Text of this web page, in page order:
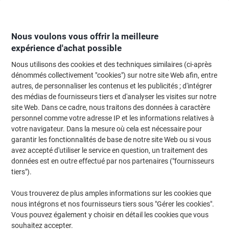
navigation
Page d'Accueil Fournitures de bureau Fournitures de bureau
Massicots, cisailles et ciseaux (82)
Marque propre
droitiers et aux gauchers 160 mm Acier
inoxydable
Achetez Plus,Dépensez Moins
Filtrer par
Choisir une sous-catégorie
Nous voulons vous offrir la meilleure
expérience d'achat possible
Nous utilisons des cookies et des techniques similaires (ci-après
dénommés collectivement "cookies") sur notre site Web afin, entre
autres, de personnaliser les contenus et les publicités ; d'intégrer
des médias de fournisseurs tiers et d'analyser les visites sur notre
site Web. Dans ce cadre, nous traitons des données à caractère
personnel comme votre adresse IP et les informations relatives à
votre navigateur. Dans la mesure où cela est nécessaire pour
garantir les fonctionnalités de base de notre site Web ou si vous
avez accepté d'utiliser le service en question, un traitement des
données est en outre effectué par nos partenaires ("fournisseurs
tiers").
Vous trouverez de plus amples informations sur les cookies que
nous intégrons et nos fournisseurs tiers sous "Gérer les cookies".
Vous pouvez également y choisir en détail les cookies que vous
souhaitez accepter.